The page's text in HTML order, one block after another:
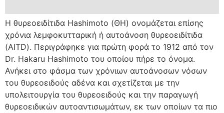
Η θυρεοειδίτιδα Hashimoto (ΘΗ) ονομάζεται επίσης
χρόνια λεμφοκυτταρική ή αυτοάνοση θυρεοειδίτιδα
(AITD). Περιγράφηκε για πρώτη φορά το 1912 από τον
Dr. Hakaru Hashimoto του οποίου πήρε το όνομα.
Ανήκει στο φάσμα των χρόνιων αυτοάνοσων νόσων
του θυρεοειδούς αδένα και σχετίζεται με την
υπολειτουργία του θυρεοειδούς και την παραγωγή
θυρεοειδικών αυτοαντισωμάτων, εκ των οποίων τα πιο